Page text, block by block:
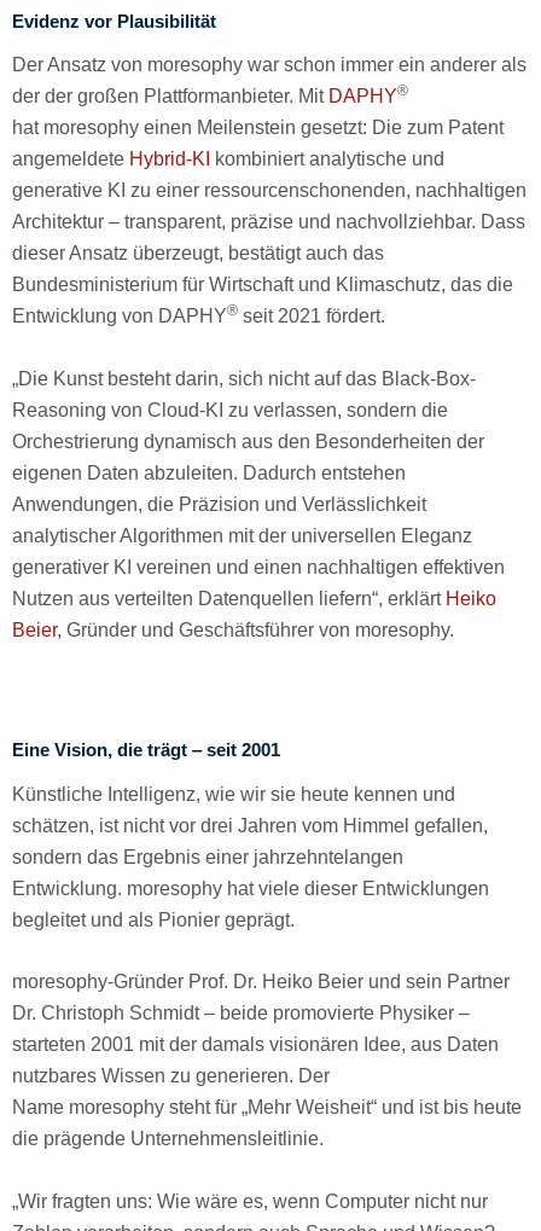
Evidenz vor Plausibilität
Der Ansatz von moresophy war schon immer ein anderer als
der der großen Plattformanbieter. Mit DAPHY®
hat moresophy einen Meilenstein gesetzt: Die zum Patent
angemeldete Hybrid-KI
kombiniert analytische und
generative KI zu einer ressourcenschonenden, nachhaltigen
Architektur – transparent, präzise und nachvollziehbar. Dass
dieser Ansatz überzeugt, bestätigt auch das
Bundesministerium für Wirtschaft und Klimaschutz, das die
Entwicklung von DAPHY® seit 2021 fördert.
„Die Kunst besteht darin, sich nicht auf das Black-Box-
Reasoning von Cloud-KI zu verlassen, sondern die
Orchestrierung dynamisch aus den Besonderheiten der
eigenen Daten abzuleiten. Dadurch entstehen
Anwendungen, die Präzision und Verlässlichkeit
analytischer Algorithmen mit der universellen Eleganz
generativer KI vereinen und einen nachhaltigen effektiven
Nutzen aus verteilten Datenquellen liefern“, erklärt Heiko
Beier, Gründer und Geschäftsführer von moresophy.
Eine Vision, die trägt ‒ seit 2001
Künstliche Intelligenz, wie wir sie heute kennen und
schätzen, ist nicht vor drei Jahren vom Himmel gefallen,
sondern das Ergebnis einer jahrzehntelangen
Entwicklung. moresophy hat viele dieser Entwicklungen
begleitet und als Pionier geprägt.
moresophy-Gründer Prof. Dr. Heiko Beier und sein Partner
Dr. Christoph Schmidt – beide promovierte Physiker –
starteten 2001 mit der damals visionären Idee, aus Daten
nutzbares Wissen zu generieren. Der
Name moresophy steht für „Mehr Weisheit“ und ist bis heute
die prägende Unternehmensleitlinie.
„Wir fragten uns: Wie wäre es, wenn Computer nicht nur